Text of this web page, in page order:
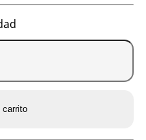
carrito